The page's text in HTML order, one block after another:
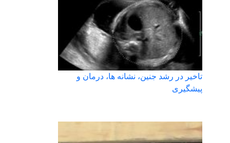
تاخیر در رشد جنین، نشانه ها، درمان و
پیشگیری